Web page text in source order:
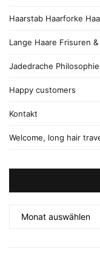
Haarstab Haarforke
Lange Haare Frisuren
Jadedrache Philosophie
Happy customers
Kontakt
Welcome, long hair